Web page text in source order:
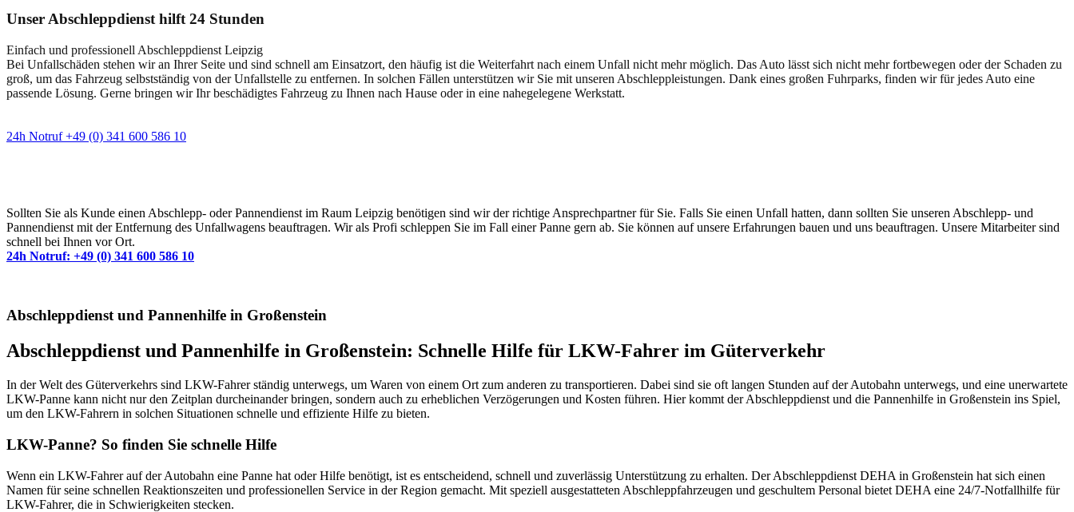
Unser Abschleppdienst hilft 24 Stunden
Einfach und professionell Abschleppdienst Leipzig
Bei Unfallschäden stehen wir an Ihrer Seite und sind schnell am Einsatzort, den häufig ist die Weiterfahrt nach einem Unfall nicht mehr möglich. Das Auto lässt sich nicht mehr fortbewegen oder der Schaden zu
groß, um das Fahrzeug selbstständig von der Unfallstelle zu entfernen. In solchen Fällen unterstützen wir Sie mit unseren Abschleppleistungen. Dank eines großen Fuhrparks, finden wir für jedes Auto eine
passende Lösung. Gerne bringen wir Ihr beschädigtes Fahrzeug zu Ihnen nach Hause oder in eine nahegelegene Werkstatt.
24h Notruf +49 (0) 341 600 586 10
Sollten Sie als Kunde einen Abschlepp- oder Pannendienst im Raum Leipzig benötigen sind wir der richtige Ansprechpartner für Sie. Falls Sie einen Unfall hatten, dann sollten Sie unseren Abschlepp- und
Pannendienst mit der Entfernung des Unfallwagens beauftragen. Wir als Profi schleppen Sie im Fall einer Panne gern ab. Sie können auf unsere Erfahrungen bauen und uns beauftragen. Unsere Mitarbeiter sind
schnell bei Ihnen vor Ort.
24h Notruf: +49 (0) 341 600 586 10
Abschleppdienst und Pannenhilfe in Großenstein
Abschleppdienst und Pannenhilfe in Großenstein: Schnelle Hilfe für LKW-Fahrer im Güterverkehr
In der Welt des Güterverkehrs sind LKW-Fahrer ständig unterwegs, um Waren von einem Ort zum anderen zu transportieren. Dabei sind sie oft langen Stunden auf der Autobahn unterwegs, und eine unerwartete
LKW-Panne kann nicht nur den Zeitplan durcheinander bringen, sondern auch zu erheblichen Verzögerungen und Kosten führen. Hier kommt der Abschleppdienst und die Pannenhilfe in Großenstein ins Spiel,
um den LKW-Fahrern in solchen Situationen schnelle und effiziente Hilfe zu bieten.
LKW-Panne? So finden Sie schnelle Hilfe
Wenn ein LKW-Fahrer auf der Autobahn eine Panne hat oder Hilfe benötigt, ist es entscheidend, schnell und zuverlässig Unterstützung zu erhalten. Der Abschleppdienst DEHA in Großenstein hat sich einen
Namen für seine schnellen Reaktionszeiten und professionellen Service in der Region gemacht. Mit speziell ausgestatteten Abschleppfahrzeugen und geschultem Personal bietet DEHA eine 24/7-Notfallhilfe für
LKW-Fahrer, die in Schwierigkeiten stecken.